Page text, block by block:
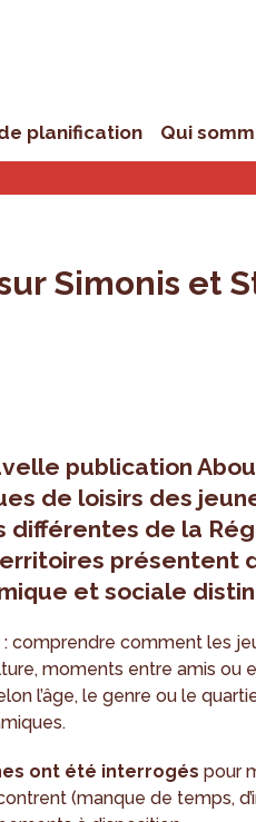
planification Qui
Simonis et
publication
de loisirs des
différentes de la
présentent
et sociale
: comprendre comment les
moments entre amis
l’âge, le genre ou le
ont été interrogés pour
(manque de temps,